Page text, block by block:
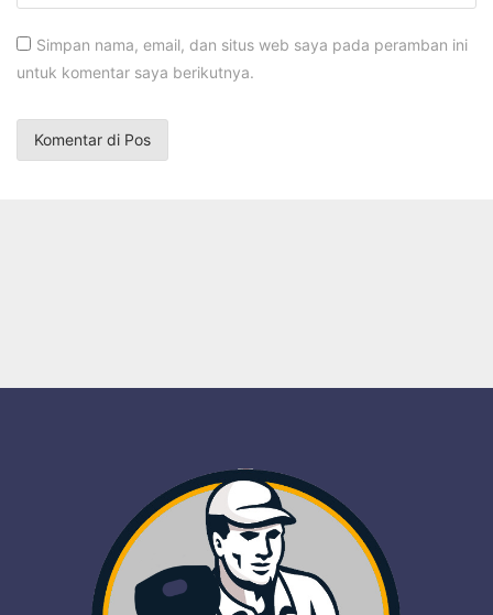
Simpan nama, email, dan situs web saya pada peramban ini
untuk komentar saya berikutnya.